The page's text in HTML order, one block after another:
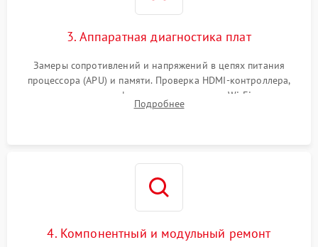
3. Аппаратная диагностика плат
Замеры сопротивлений и напряжений в цепях питания
процессора (APU) и памяти. Проверка HDMI-контроллера,
микросхем флеш-памяти и модуля Wi-Fi
Подробнее
4. Компонентный и модульный ремонт